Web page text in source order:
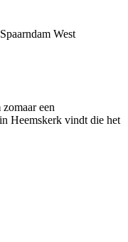
West
een
Heemskerk vindt die het